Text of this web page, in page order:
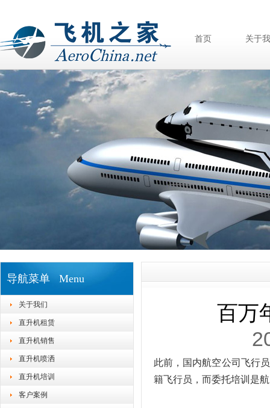
首页 关于
导航菜单 Menu
关于我们
直升机租赁
直升机销售
直升机喷洒
直升机培训
客户案例
百万
此前，国内航空公司飞行
籍飞行员，而委托培训是